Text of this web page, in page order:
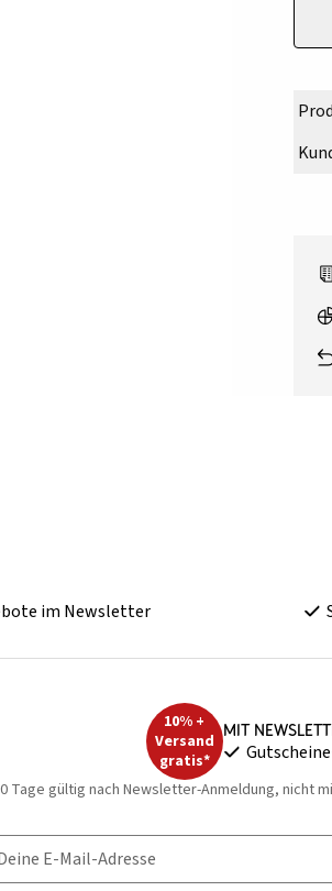
im Newsletter
10% +
Versand
gratis*
Mit
Gutscheine
Tage gültig nach Newsletter-Anmeldung, nicht
E-Mail-Adresse